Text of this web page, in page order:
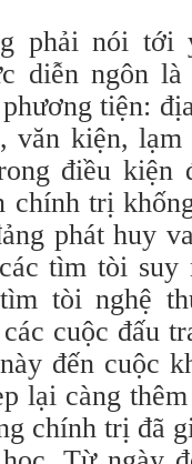
phải nói tới
diễn ngôn
tiện:
văn kiện, lạm
điều kiện
chính trị
phát huy
tìm tòi suy
tòi nghệ
cuộc đấu
đến cuộc
lại càng
chính trị đã